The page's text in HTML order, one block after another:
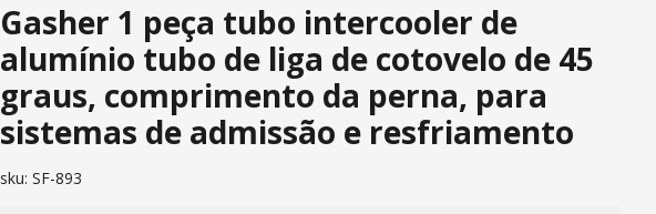
Gasher 1 peça tubo intercooler de
alumínio tubo de liga de cotovelo de 45
graus, comprimento da perna, para
sistemas de admissão e resfriamento
sku: SF-893